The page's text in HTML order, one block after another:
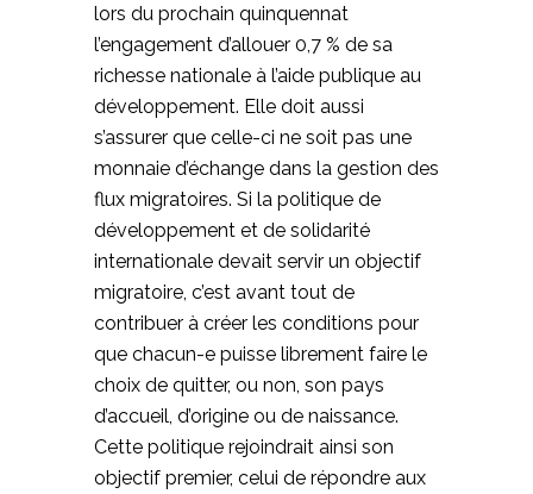
lors du prochain quinquennat
l’engagement d’allouer 0,7 % de sa
richesse nationale à l’aide publique au
développement. Elle doit aussi
s’assurer que celle-ci ne soit pas une
monnaie d’échange dans la gestion des
flux migratoires. Si la politique de
développement et de solidarité
internationale devait servir un objectif
migratoire, c’est avant tout de
contribuer à créer les conditions pour
que chacun-e puisse librement faire le
choix de quitter, ou non, son pays
d’accueil, d’origine ou de naissance.
Cette politique rejoindrait ainsi son
objectif premier, celui de répondre aux